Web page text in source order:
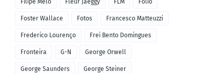
Filipe Melo Fleur Jaeggy FLM Fólio
Foster Wallace Fotos Francesco Matteuzzi
Frederico Lourenço Frei Bento Domingues
Fronteira G-N George Orwell
George Saunders George Steiner